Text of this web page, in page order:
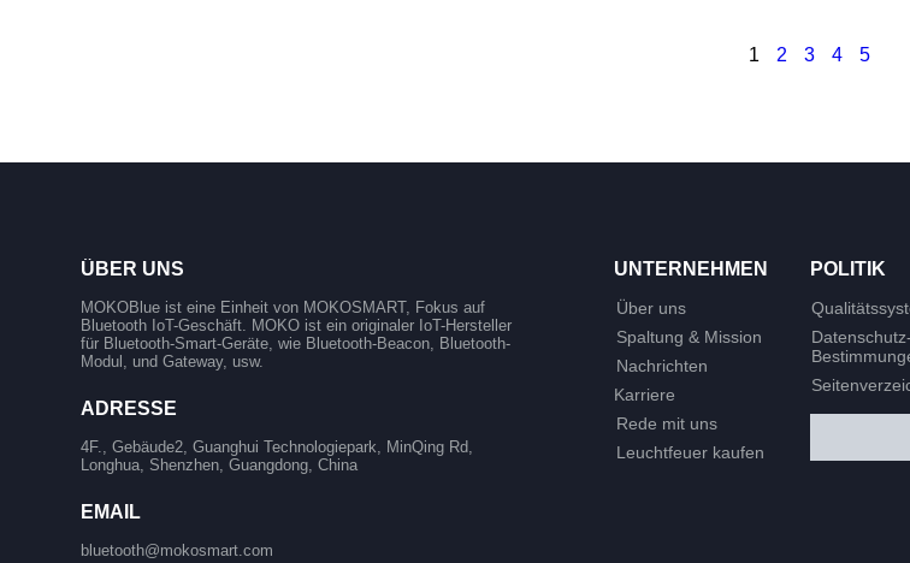
1 2 3 4 5
ÜBER UNS
MOKOBlue ist eine Einheit von MOKOSMART, Fokus auf
Bluetooth IoT-Geschäft. MOKO ist ein originaler IoT-Hersteller
für Bluetooth-Smart-Geräte, wie Bluetooth-Beacon, Bluetooth-
Modul, und Gateway, usw.
ADRESSE
4F., Gebäude2, Guanghui Technologiepark, MinQing Rd,
Longhua, Shenzhen, Guangdong, China
EMAIL
bluetooth@mokosmart.com
UNTERNEHMEN
Über uns
Spaltung & Mission
Nachrichten
Karriere
Rede mit uns
Leuchtfeuer kaufen
POLITIK
Datenschutz-